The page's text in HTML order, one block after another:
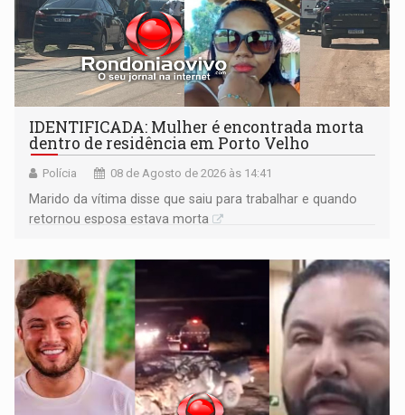
IDENTIFICADA: Mulher é encontrada morta
dentro de residência em Porto Velho
Polícia 08 de Agosto de 2026 às 14:41
Marido da vítima disse que saiu para trabalhar e quando
retornou esposa estava morta